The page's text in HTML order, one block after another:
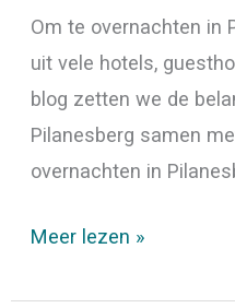
Om te overnachten in
uit vele hotels,
blog zetten we de
Pilanesberg samen
overnachten in
Meer lezen »